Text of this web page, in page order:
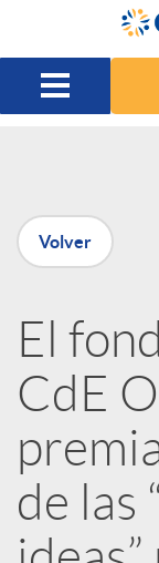
Saltar al contenido
P
u
b
l
i
Volver
El
CdE
de las